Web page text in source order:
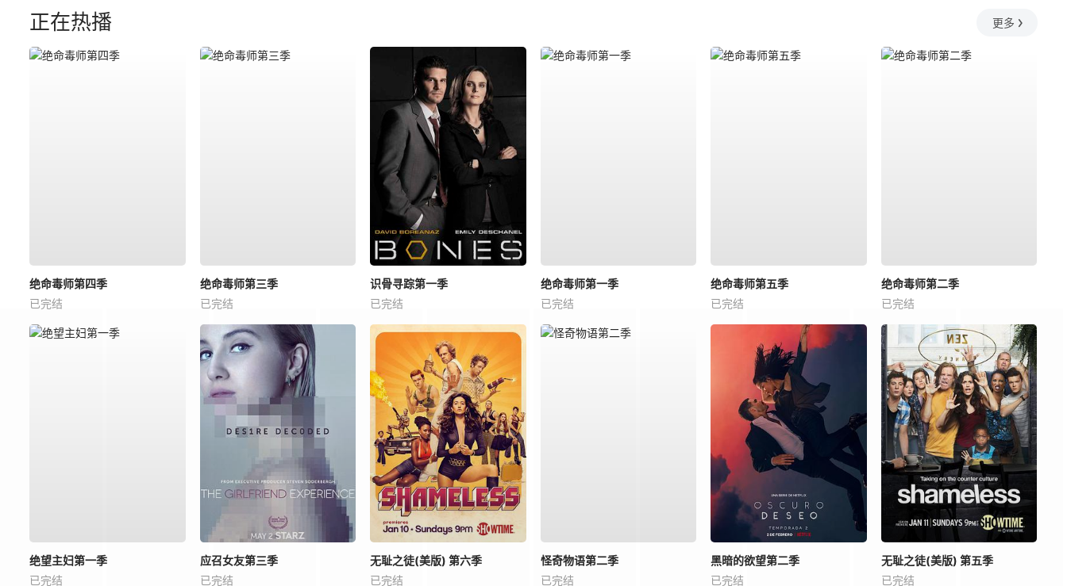
正在热播 更多
绝命毒师第四季
已完结
绝命毒师第三季
已完结
识骨寻踪第一季
已完结
绝命毒师第一季
已完结
绝命毒师第五季
已完结
绝命毒师第二季
已完结
绝望主妇第一季
已完结
应召女友第三季
已完结
无耻之徒(美版) 第六季
已完结
怪奇物语第二季
已完结
黑暗的欲望第二季
已完结
无耻之徒(美版) 第五季
已完结